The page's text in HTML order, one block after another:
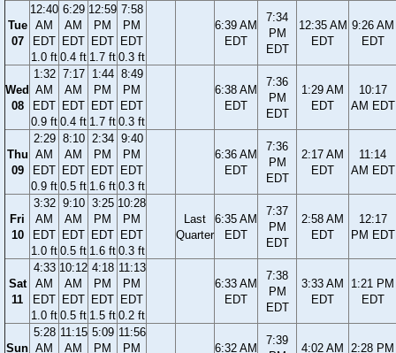
Tue
07
12:40
AM
EDT
1.0 ft
6:29
AM
EDT
0.4 ft
12:59
PM
EDT
1.7 ft
7:58
PM
EDT
0.3 ft
6:39 AM
EDT
7:34
PM
EDT
12:35 AM
EDT
9:26 AM
EDT
Wed
08
1:32
AM
EDT
0.9 ft
7:17
AM
EDT
0.4 ft
1:44
PM
EDT
1.7 ft
8:49
PM
EDT
0.3 ft
6:38 AM
EDT
7:36
PM
EDT
1:29 AM
EDT
10:17
AM EDT
Thu
09
2:29
AM
EDT
0.9 ft
8:10
AM
EDT
0.5 ft
2:34
PM
EDT
1.6 ft
9:40
PM
EDT
0.3 ft
6:36 AM
EDT
7:36
PM
EDT
2:17 AM
EDT
11:14
AM EDT
Fri
10
3:32
AM
EDT
1.0 ft
9:10
AM
EDT
0.5 ft
3:25
PM
EDT
1.6 ft
10:28
PM
EDT
0.3 ft
Last
Quarter
6:35 AM
EDT
7:37
PM
EDT
2:58 AM
EDT
12:17
PM EDT
Sat
11
4:33
AM
EDT
1.0 ft
10:12
AM
EDT
0.5 ft
4:18
PM
EDT
1.5 ft
11:13
PM
EDT
0.2 ft
6:33 AM
EDT
7:38
PM
EDT
3:33 AM
EDT
1:21 PM
EDT
Sun
5:28
AM
11:15
AM
5:09
PM
11:56
PM
6:32 AM
7:39
4:02 AM
2:28 PM